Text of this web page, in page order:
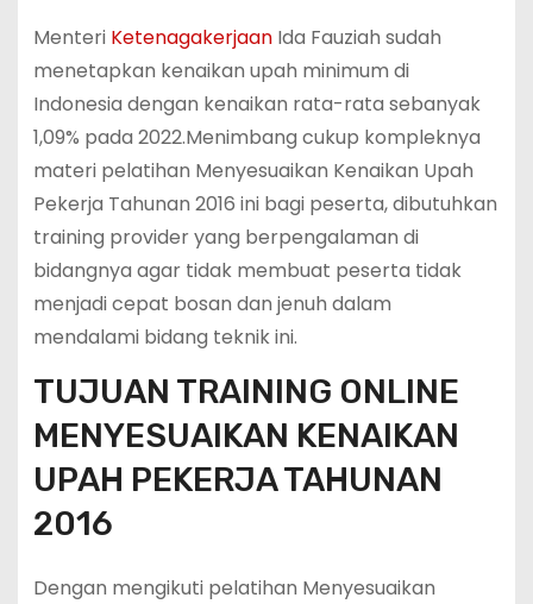
Menteri KetenagakerjaanIda Fauziah sudah
menetapkan kenaikan upah minimum di
Indonesia dengan kenaikan rata-rata sebanyak
1,09% pada 2022.Menimbang cukup kompleknya
materi pelatihan Menyesuaikan Kenaikan Upah
Pekerja Tahunan 2016 ini bagi peserta, dibutuhkan
training provider yang berpengalaman di
bidangnya agar tidak membuat peserta tidak
menjadi cepat bosan dan jenuh dalam
mendalami bidang teknik ini.
TUJUAN TRAINING ONLINE
MENYESUAIKAN KENAIKAN
UPAH PEKERJA TAHUNAN
2016
Dengan mengikuti pelatihan Menyesuaikan